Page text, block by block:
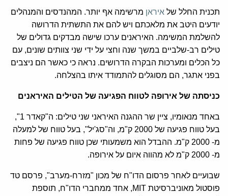
תכנית החלל של איראן מרשימה אף יותר. המהנדסים והמנהלים
יודעים היטב את מלאכתם ויש להם את התשתית הדרושה
להשלמת המשימה. האיראנים ערכו שישה מבדקים גדולים של
טילים רב-שלביים במשך שנה וחצי על ידי שני צוותים שונים, עם
כל הכלים ומערכות הבקרה הדרושים. נראה כי כאשר הם ניצבים
בפני אתגר, הם מסוגלים להתמודד איתו בהצלחה.
כניסתה של אירופה לטווח הפגיעה של הטילים האיראנים
באחד מנאומיו, ציין שר ההגנה האיראני שני טילים: ה"קאדר 1",
בעל טווח פגיעה של 2000 ק"מ, וה"סג'יל", בעל טווח של למעלה
מ- 2000 ק"מ. ההבדל הוא משמעותי שכן טווח פגיעה של פחות
מ- 2000 ק"מ לא מהווה איום על אירופה.
שבועיים לאחר פרסום הדו"ח של מכון "מזרח-מערב", פרסם טד
פוסטול מאוניברסיטת MIT, אחד ממחברי הדו"ח, תוספת